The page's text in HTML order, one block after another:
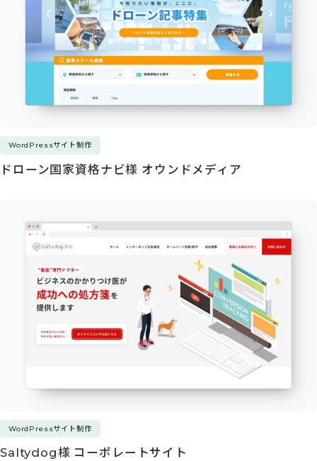
WordPressサイト制作
ドローン国家資格ナビ様 オウンドメディア
WordPressサイト制作
Saltydog様 コーポレートサイト